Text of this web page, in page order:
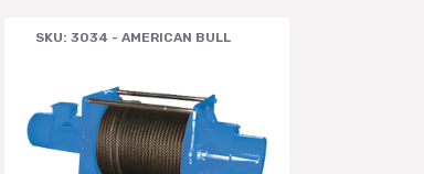
SKU: 3034 - AMERICAN BULL